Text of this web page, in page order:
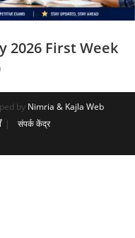
2026 First Week
by Nimria & Kajla Web
संपर्क केंद्र